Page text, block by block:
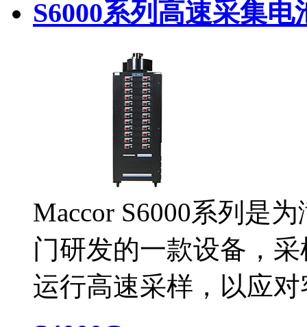
S6000系列高速采集
Maccor S6000系列是
门研发的一款设备，
运行高速采样，以应